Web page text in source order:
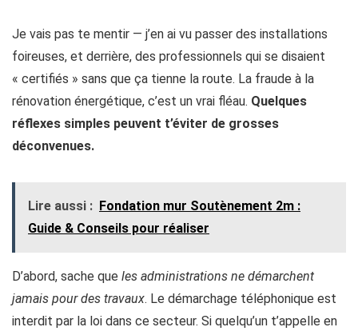
Je vais pas te mentir — j’en ai vu passer des installations
foireuses, et derrière, des professionnels qui se disaient
« certifiés » sans que ça tienne la route. La fraude à la
rénovation énergétique, c’est un vrai fléau. Quelques
réflexes simples peuvent t’éviter de grosses
déconvenues.
Lire aussi : Fondation mur Soutènement 2m :
Guide & Conseils pour réaliser
D’abord, sache que les administrations ne démarchent
jamais pour des travaux. Le démarchage téléphonique est
interdit par la loi dans ce secteur. Si quelqu’un t’appelle en